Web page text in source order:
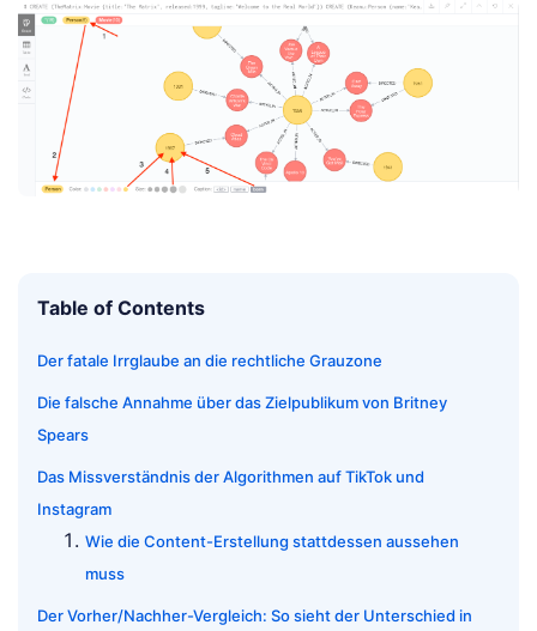
Table of Contents
Der fatale Irrglaube an die rechtliche Grauzone
Die falsche Annahme über das Zielpublikum von Britney
Spears
Das Missverständnis der Algorithmen auf TikTok und
Instagram
Wie die Content-Erstellung stattdessen aussehen
muss
Der Vorher/Nachher-Vergleich: So sieht der Unterschied in